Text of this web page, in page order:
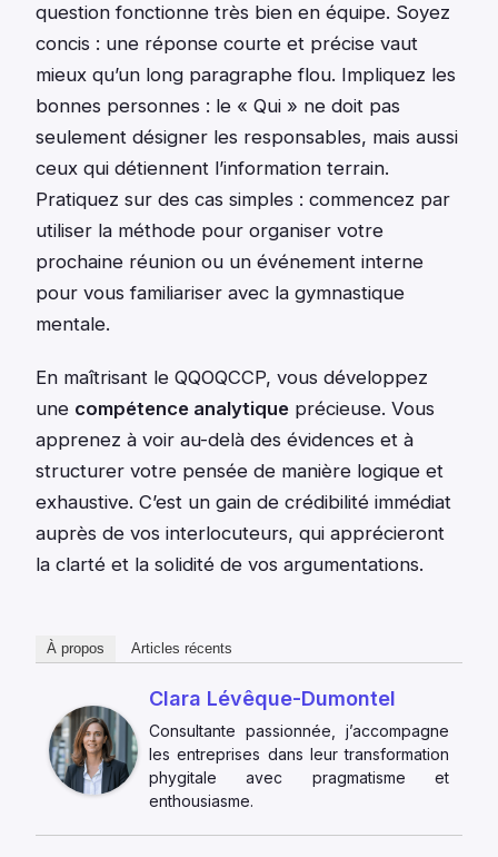
question fonctionne très bien en équipe. Soyez
concis : une réponse courte et précise vaut
mieux qu’un long paragraphe flou. Impliquez les
bonnes personnes : le « Qui » ne doit pas
seulement désigner les responsables, mais aussi
ceux qui détiennent l’information terrain.
Pratiquez sur des cas simples : commencez par
utiliser la méthode pour organiser votre
prochaine réunion ou un événement interne
pour vous familiariser avec la gymnastique
mentale.
En maîtrisant le QQOQCCP, vous développez
une compétence analytique précieuse. Vous
apprenez à voir au-delà des évidences et à
structurer votre pensée de manière logique et
exhaustive. C’est un gain de crédibilité immédiat
auprès de vos interlocuteurs, qui apprécieront
la clarté et la solidité de vos argumentations.
À propos Articles récents
Clara Lévêque-Dumontel
Consultante passionnée, j’accompagne
les entreprises dans leur transformation
phygitale avec pragmatisme et
enthousiasme.